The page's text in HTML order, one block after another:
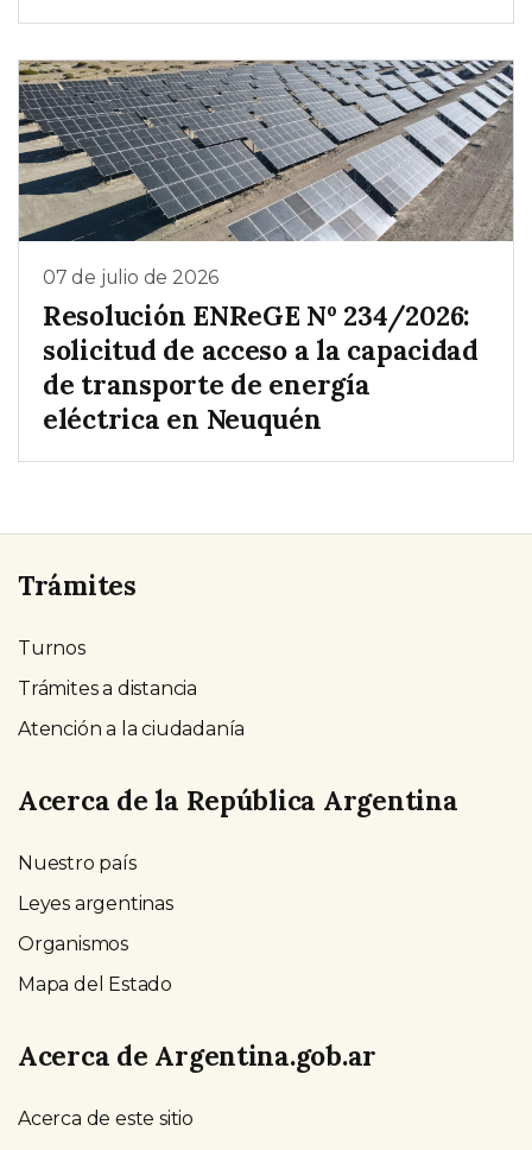
07 de julio de 2026
Resolución ENReGE Nº 234/2026:
solicitud de acceso a la capacidad
de transporte de energía
eléctrica en Neuquén
Trámites
Turnos
Trámites a distancia
Atención a la ciudadanía
Acerca de la República Argentina
Nuestro país
Leyes argentinas
Organismos
Mapa del Estado
Acerca de Argentina.gob.ar
Acerca de este sitio